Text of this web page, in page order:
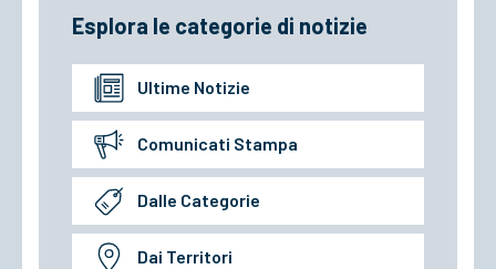
Esplora le categorie di notizie
Ultime Notizie
Comunicati Stampa
Dalle Categorie
Dai Territori